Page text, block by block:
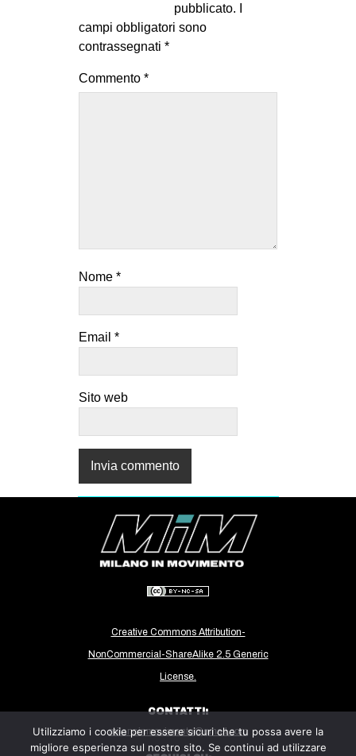
pubblicato.
campi obbligatori sono
contrassegnati *
Commento *
Nome *
Email *
Sito web
Creative Commons Attribution-
NonCommercial-ShareAlike 2.5 Generic
License.
CONTATTI:
milanoinmovimento@gmail.com
Utilizziamo i cookie per essere sicuri che tu possa avere la
migliore esperienza sul nostro sito. Se continui ad utilizzare